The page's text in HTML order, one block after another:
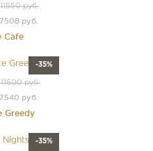
руб.
7508 руб.
Cafe
-35%
руб.
7540 руб.
Greedy
-35%